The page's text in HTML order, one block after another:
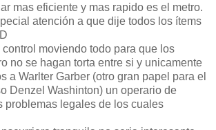
mas eficiente y mas rapido es el metro.
atención a que dije todos los ítems
moviendo todo para que los
no se hagan torta entre si y unicamente
a Warlter Garber (otro gran papel para el
Denzel Washinton) un operario de
problemas legales de los cuales